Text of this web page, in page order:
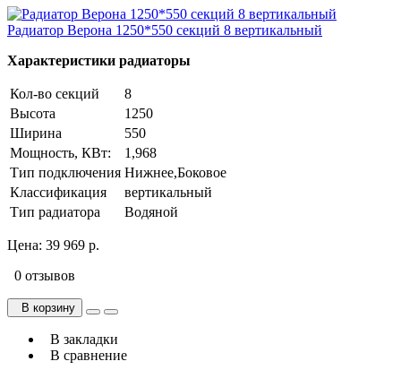
Радиатор Верона 1250*550 секций 8 вертикальный
Характеристики радиаторы
Кол-во секций
8
Высота
1250
Ширина
550
Мощность, КВт:
1,968
Тип подключения Нижнее,Боковое
Классификация
вертикальный
Тип радиатора
Водяной
Цена: 39 969 р.
0 отзывов
В корзину
В закладки
В сравнение